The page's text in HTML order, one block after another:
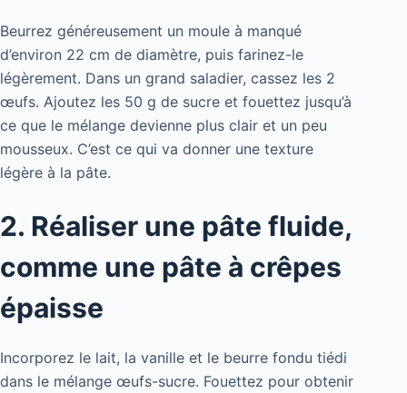
Beurrez généreusement un moule à manqué
d’environ 22 cm de diamètre, puis farinez-le
légèrement. Dans un grand saladier, cassez les 2
œufs. Ajoutez les 50 g de sucre et fouettez jusqu’à
ce que le mélange devienne plus clair et un peu
mousseux. C’est ce qui va donner une texture
légère à la pâte.
2. Réaliser une pâte fluide,
comme une pâte à crêpes
épaisse
Incorporez le lait, la vanille et le beurre fondu tiédi
dans le mélange œufs-sucre. Fouettez pour obtenir